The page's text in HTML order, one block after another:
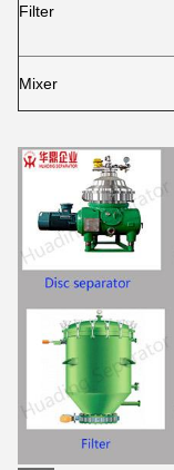
Filter
Mixer